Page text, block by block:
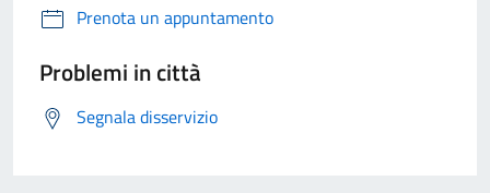
Prenota un appuntamento
Problemi in città
Segnala disservizio